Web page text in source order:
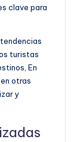
clave para
turistas
En
otras
y